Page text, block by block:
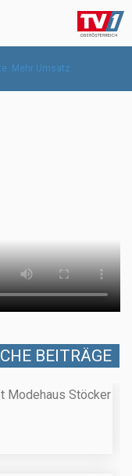
BEITRÄGE
Modehaus Stöcker